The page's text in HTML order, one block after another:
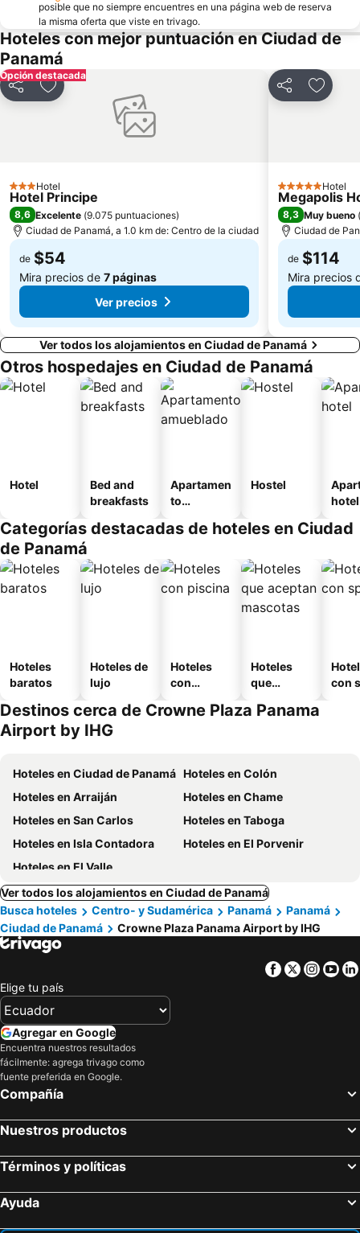
posible que no siempre encuentres en una página web de reserva
la misma oferta que viste en trivago.
Hoteles con mejor puntuación en Ciudad de
Panamá
Opción destacada
CompartirAgregar a favoritos
3 Estrellas
Hotel
Hotel Principe
8,6 Excelente (9.075 puntuaciones)
Ciudad de Panamá, a 1.0 km de: Centro de la ciudad
de $54
Mira precios de 7 páginas
Ver precios
Compartir
5 EstrellasHotel
Megapolis
8,3 Muy bueno (
Ciudad de
de $114
Mira precios
Ver todos los alojamientos en Ciudad de Panamá
Otros hospedajes en Ciudad de Panamá
Hotel
Bed and
breakfasts
Apartamen
to
o
Hostel
hotel
Categorías destacadas de hoteles en Ciudad
de Panamá
Hoteles
baratos
Hoteles de
lujo
Hoteles
con
Hoteles
que
mascotas
con
Destinos cerca de Crowne Plaza Panama
Airport by IHG
Hoteles en Ciudad de Panamá Hoteles en Colón
Hoteles en Arraiján
Hoteles en Chame
Hoteles en San Carlos
Hoteles en Taboga
Hoteles en Isla Contadora
Hoteles en El Porvenir
Hoteles en El Valle
Ver todos los alojamientos en Ciudad de Panamá
Busca hoteles
Centro- y Sudamérica Panamá
Panamá
Ciudad de Panamá
Crowne Plaza Panama Airport by IHG
Facebook
Twitter
Elige tu país
Agregar en Google
Encuentra nuestros resultados
fácilmente: agrega trivago como
fuente preferida en Google.
Compañía
Nuestros productos
Términos y políticas
Ayuda